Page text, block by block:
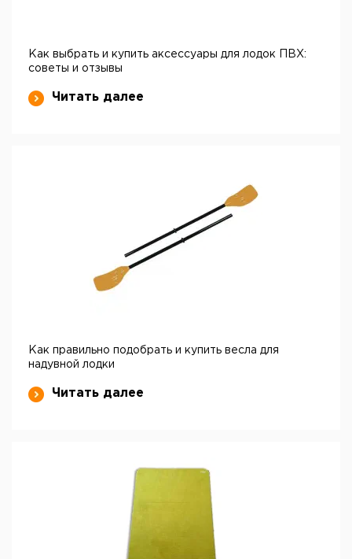
Как выбрать и купить аксессуары для лодок ПВХ:
советы и отзывы
Читать далее
Как правильно подобрать и купить весла для
надувной лодки
Читать далее